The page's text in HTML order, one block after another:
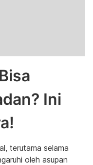
Ini
terutama selama
oleh asupan